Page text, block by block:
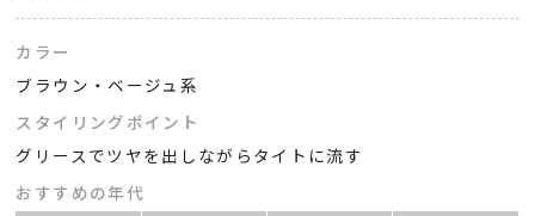
カラー
ブラウン・ベージュ系
スタイリングポイント
グリースでツヤを出しながらタイトに流す
おすすめの年代